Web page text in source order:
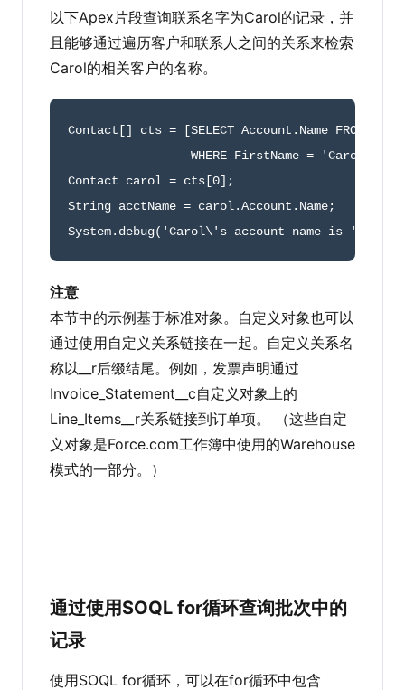
以下Apex片段查询联系名字为Carol的记录，并
且能够通过遍历客户和联系人之间的关系来检索
Carol的相关客户的名称。
Contact [] cts = [SELECT Account . Name FROM
                 WHERE FirstName
= 'Carol'
Contact carol = cts [0] ;
String acctName = carol.Account . Name;
System. debug( 'Carol\'s account name is '
注意
本节中的示例基于标准对象。自定义对象也可以
通过使用自定义关系链接在一起。自定义关系名
称以__r后缀结尾。例如，发票声明通过
Invoice_Statement__c自定义对象上的
Line_Items__r关系链接到订单项。 （这些自定
义对象是Force.com工作簿中使用的Warehouse
模式的一部分。）
通过使用SOQL for循环查询批次中的
记录
使用SOQL for循环，可以在for循环中包含